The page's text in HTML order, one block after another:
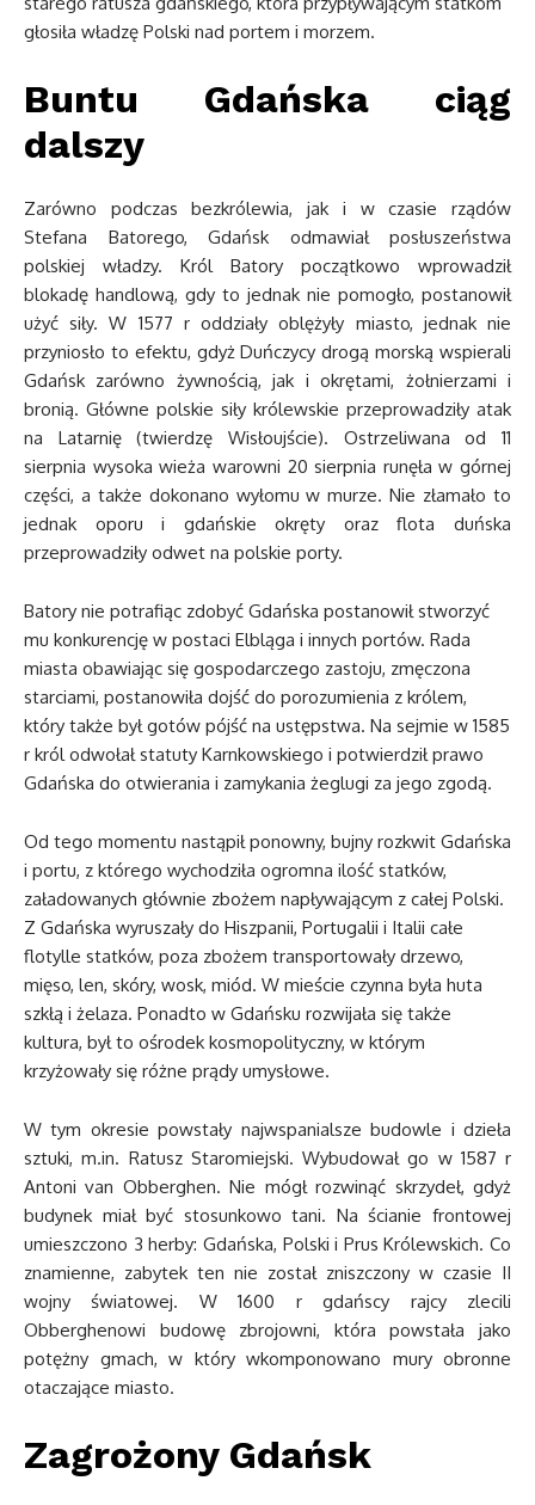
głosiła władzę Polski nad portem i morzem.
Buntu Gdańska ciąg
dalszy
Zarówno podczas bezkrólewia, jak i w czasie rządów
Stefana Batorego, Gdańsk odmawiał posłuszeństwa
polskiej władzy. Król Batory początkowo wprowadził
blokadę handlową, gdy to jednak nie pomogło, postanowił
użyć siły. W 1577 r oddziały oblężyły miasto, jednak nie
przyniosło to efektu, gdyż Duńczycy drogą morską wspierali
Gdańsk zarówno żywnością, jak i okrętami, żołnierzami i
bronią. Główne polskie siły królewskie przeprowadziły atak
na Latarnię (twierdzę Wisłoujście). Ostrzeliwana od 11
sierpnia wysoka wieża warowni 20 sierpnia runęła w górnej
części, a także dokonano wyłomu w murze. Nie złamało to
jednak oporu i gdańskie okręty oraz flota duńska
przeprowadziły odwet na polskie porty.
Batory nie potrafiąc zdobyć Gdańska postanowił stworzyć
mu konkurencję w postaci Elbląga i innych portów. Rada
miasta obawiając się gospodarczego zastoju, zmęczona
starciami, postanowiła dojść do porozumienia z królem,
który także był gotów pójść na ustępstwa. Na sejmie w 1585
r król odwołał statuty Karnkowskiego i potwierdził prawo
Gdańska do otwierania i zamykania żeglugi za jego zgodą.
Od tego momentu nastąpił ponowny, bujny rozkwit Gdańska
i portu, z którego wychodziła ogromna ilość statków,
załadowanych głównie zbożem napływającym z całej Polski.
Z Gdańska wyruszały do Hiszpanii, Portugalii i Italii całe
flotylle statków, poza zbożem transportowały drzewo,
mięso, len, skóry, wosk, miód. W mieście czynna była huta
szkłą i żelaza. Ponadto w Gdańsku rozwijała się także
kultura, był to ośrodek kosmopolityczny, w którym
krzyżowały się różne prądy umysłowe.
W tym okresie powstały najwspanialsze budowle i dzieła
sztuki, m.in. Ratusz Staromiejski. Wybudował go w 1587 r
Antoni van Obberghen. Nie mógł rozwinąć skrzydeł, gdyż
budynek miał być stosunkowo tani. Na ścianie frontowej
umieszczono 3 herby: Gdańska, Polski i Prus Królewskich. Co
znamienne, zabytek ten nie został zniszczony w czasie II
wojny światowej. W 1600 r gdańscy rajcy zlecili
Obberghenowi budowę zbrojowni, która powstała jako
potężny gmach, w który wkomponowano mury obronne
otaczające miasto.
Zagrożony Gdańsk